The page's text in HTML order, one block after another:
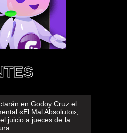
en Godoy Cruz el
«El Mal Absoluto»,
juicio a jueces de la